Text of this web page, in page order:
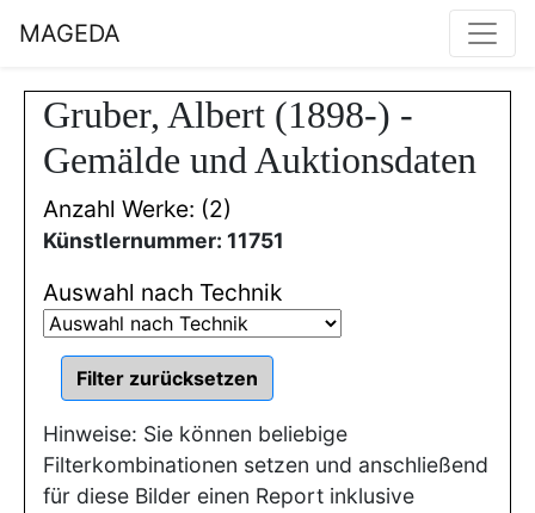
MAGEDA
Gruber, Albert (1898-) -
Gemälde und Auktionsdaten
Anzahl Werke: (2)
Künstlernummer: 11751
Auswahl nach Technik
Hinweise: Sie können beliebige
Filterkombinationen setzen und anschließend
für diese Bilder einen Report inklusive